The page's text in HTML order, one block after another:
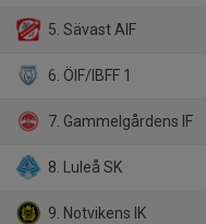
5. Sävast AIF
6. ÖIF/IBFF 1
7. Gammelgårdens IF
8. Luleå SK
9. Notvikens IK